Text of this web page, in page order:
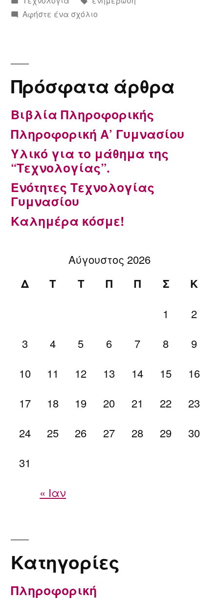
σε
Αφήστε ένα σχόλιογια
Πρόσφατα άρθρα
Βιβλία Πληροφορικής
Πληροφορική Α’ Γυμνασίου
Υλικό για το μάθημα της
“Τεχνολογίας”.
Ενότητες Τεχνολογίας
Γυμνασίου
Καλημέρα κόσμε!
Αύγουστος 2026
Δ Τ Τ Π Π Σ Κ
« Ιαν
1
2
3
4 5 6 7 8
9
10
11 12 13 14 15
16
17
18 19 20 21 22
23
24
25 26 27 28 29
30
31
Kατηγορίες
Πληροφορική